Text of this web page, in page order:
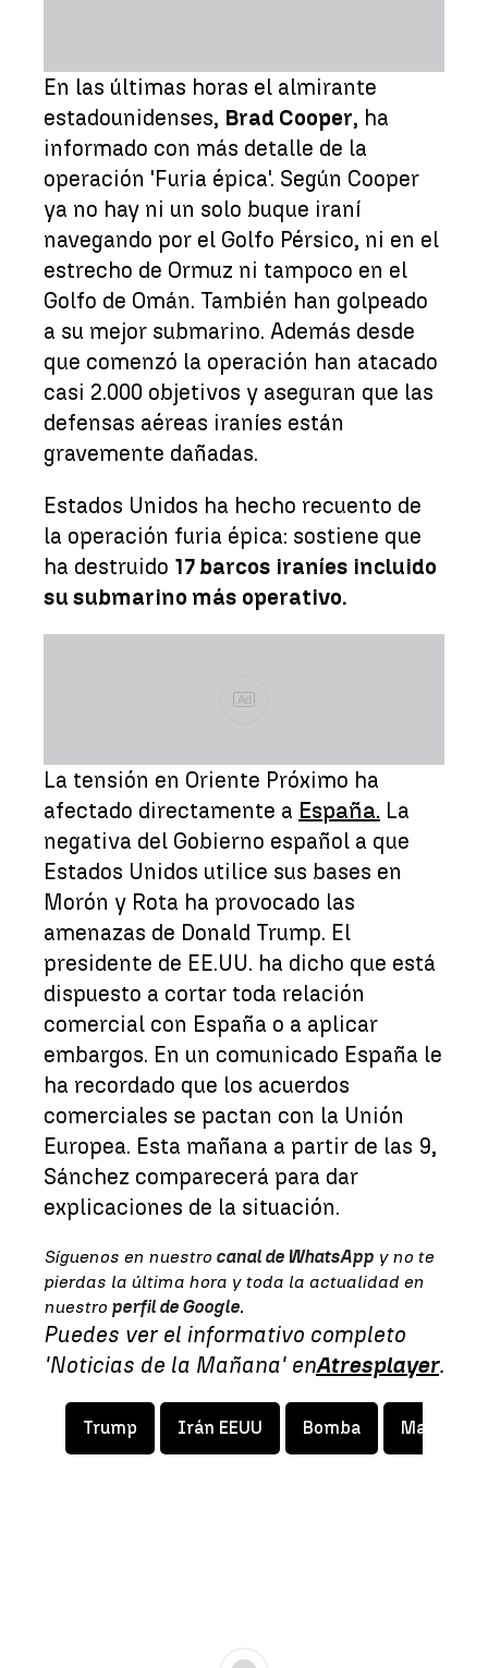
En las últimas horas el almirante
estadounidenses, Brad Cooper, ha
informado con más detalle de la
operación 'Furia épica'. Según Cooper
ya no hay ni un solo buque iraní
navegando por el Golfo Pérsico, ni en el
estrecho de Ormuz ni tampoco en el
Golfo de Omán. También han golpeado
a su mejor submarino. Además desde
que comenzó la operación han atacado
casi 2.000 objetivos y aseguran que las
defensas aéreas iraníes están
gravemente dañadas.
Estados Unidos ha hecho recuento de
la operación furia épica: sostiene que
ha destruido 17 barcos iraníes incluido
su submarino más operativo.
Ad
La tensión en Oriente Próximo ha
afectado directamente a España. La
negativa del Gobierno español a que
Estados Unidos utilice sus bases en
Morón y Rota ha provocado las
amenazas de Donald Trump. El
presidente de EE.UU. ha dicho que está
dispuesto a cortar toda relación
comercial con España o a aplicar
embargos. En un comunicado España le
ha recordado que los acuerdos
comerciales se pactan con la Unión
Europea. Esta mañana a partir de las 9,
Sánchez comparecerá para dar
explicaciones de la situación.
Síguenos en nuestro canal de WhatsApp y no te
pierdas la última hora y toda la actualidad en
nuestro perfil de Google.
Puedes ver el informativo completo
'Noticias de la Mañana' enAtresplayer.
Trump Irán EEUU Bomba Marco